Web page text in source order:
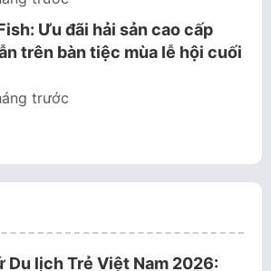
Ưu đãi hải sản cao cấp
trên bàn tiệc mùa lễ hội cuối
trước
Du lịch Trẻ Việt Nam 2026: